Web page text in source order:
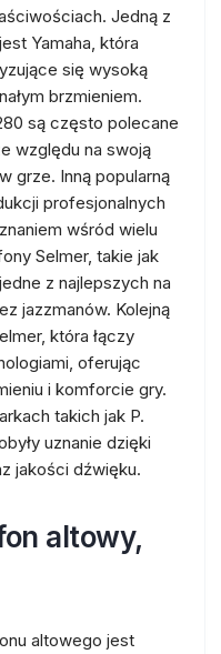
Jedną z
Yamaha, która
się wysoką
brzmieniem.
są często polecane
względu na swoją
grze. Inną popularną
profesjonalnych
wśród wielu
Selmer, takie jak
z najlepszych na
jazzmanów. Kolejną
która łączy
oferując
i komforcie gry.
takich jak P.
uznanie dzięki
jakości dźwięku.
altowy,
altowego jest